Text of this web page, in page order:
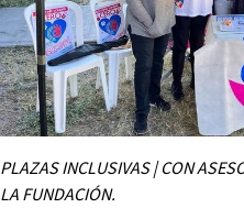
PLAZAS INCLUSIVAS | CON
LA FUNDACIÓN.